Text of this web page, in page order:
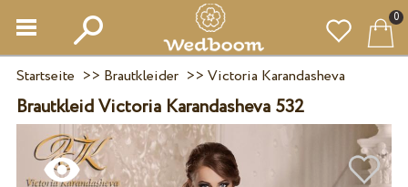
0
Startseite >> Brautkleider>> Victoria Karandasheva
Brautkleid Victoria Karandasheva 532